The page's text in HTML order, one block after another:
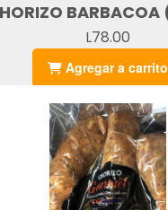
L78.00
Agregar a carrito